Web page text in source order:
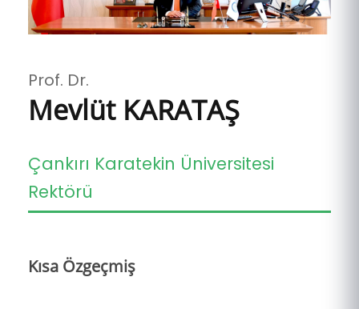
Prof. Dr.
Mevlüt KARATAŞ
Çankırı Karatekin Üniversitesi
Rektörü
Kısa Özgeçmiş